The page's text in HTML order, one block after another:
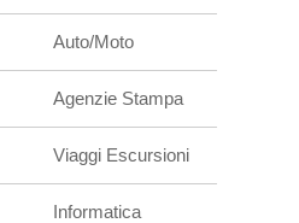
Auto/Moto
Agenzie Stampa
Viaggi Escursioni
Informatica